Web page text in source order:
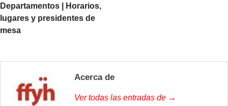
Departamentos | Horarios,
lugares y presidentes de
mesa
Acerca de
Ver todas las entradas de →